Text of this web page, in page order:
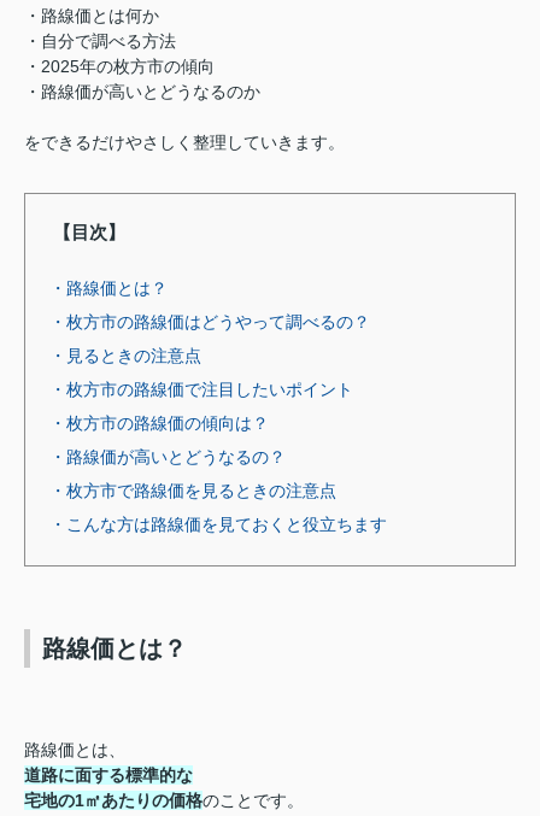
・路線価とは何か
・自分で調べる方法
・2025年の枚方市の傾向
・路線価が高いとどうなるのか
をできるだけやさしく整理していきます。
【目次】
・路線価とは？
・枚方市の路線価はどうやって調べるの？
・見るときの注意点
・枚方市の路線価で注目したいポイント
・枚方市の路線価の傾向は？
・路線価が高いとどうなるの？
・枚方市で路線価を見るときの注意点
・こんな方は路線価を見ておくと役立ちます
路線価とは？
路線価とは、
道路に面する標準的な
宅地の1㎡あたりの価格のことです。